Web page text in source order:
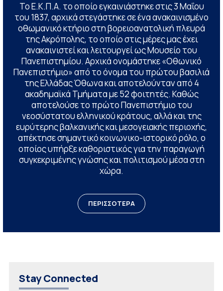
Το Ε.Κ.Π.Α. το οποίο εγκαινιάστηκε στις 3 Μαΐου
του 1837, αρχικά στεγάστηκε σε ένα ανακαινισμένο
οθωμανικό κτήριο στη βορειοανατολική πλευρά
της Ακρόπολης, το οποίο στις μέρες μας έχει
ανακαινιστεί και λειτουργεί ως Μουσείο του
Πανεπιστημίου. Αρχικά ονομάστηκε «Οθωνικό
Πανεπιστήμιο» από το όνομα του πρώτου βασιλιά
της Ελλάδας Όθωνα και αποτελούνταν από 4
ακαδημαϊκά Τμήματα με 52 φοιτητές. Καθώς
αποτελούσε το πρώτο Πανεπιστήμιο του
νεοσύστατου ελληνικού κράτους, αλλά και της
ευρύτερης βαλκανικής και μεσογειακής περιοχής,
απέκτησε σημαντικό κοινωνικο-ιστορικό ρόλο, ο
οποίος υπήρξε καθοριστικός για την παραγωγή
συγκεκριμένης γνώσης και πολιτισμού μέσα στη
χώρα.
ΠΕΡΙΣΣΟΤΕΡΑ
Stay Connected